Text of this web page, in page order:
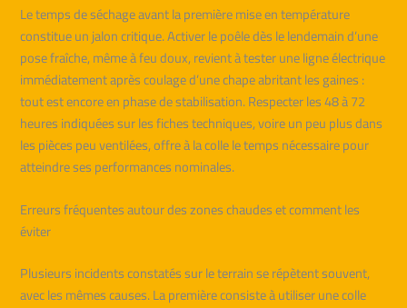
Le temps de séchage avant la première mise en température
constitue un jalon critique. Activer le poêle dès le lendemain d’une
pose fraîche, même à feu doux, revient à tester une ligne électrique
immédiatement après coulage d’une chape abritant les gaines :
tout est encore en phase de stabilisation. Respecter les 48 à 72
heures indiquées sur les fiches techniques, voire un peu plus dans
les pièces peu ventilées, offre à la colle le temps nécessaire pour
atteindre ses performances nominales.
Erreurs fréquentes autour des zones chaudes et comment les
éviter
Plusieurs incidents constatés sur le terrain se répètent souvent,
avec les mêmes causes. La première consiste à utiliser une colle